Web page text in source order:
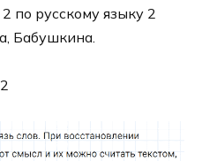
по русскому языку 2
Бабушкина.